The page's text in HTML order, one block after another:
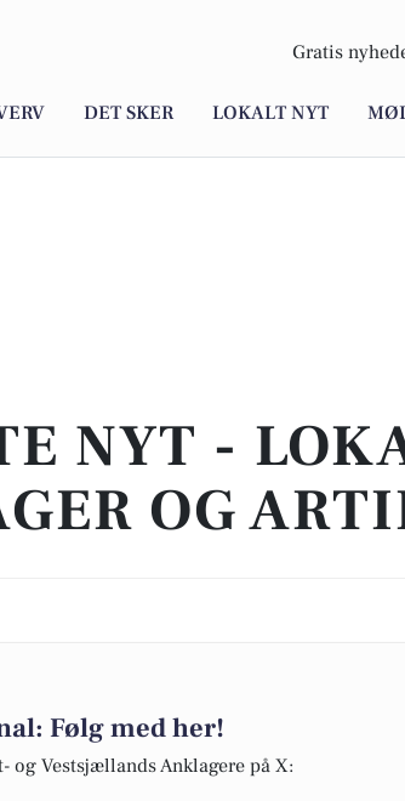
Gratis
DET SKER LOKALT NYT
NYT -
OG
Følg med her!
og Vestsjællands Anklagere på X: